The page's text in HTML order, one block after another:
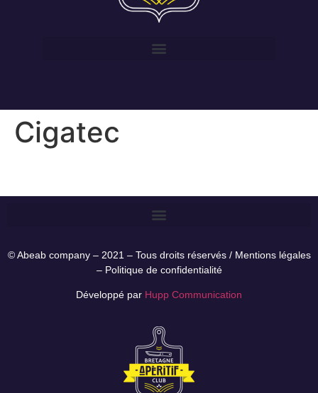
Cigatec
© Abeab company – 2021 – Tous droits réservés / Mentions légales
– Politique de confidentialité
Développé par Hupp Communication